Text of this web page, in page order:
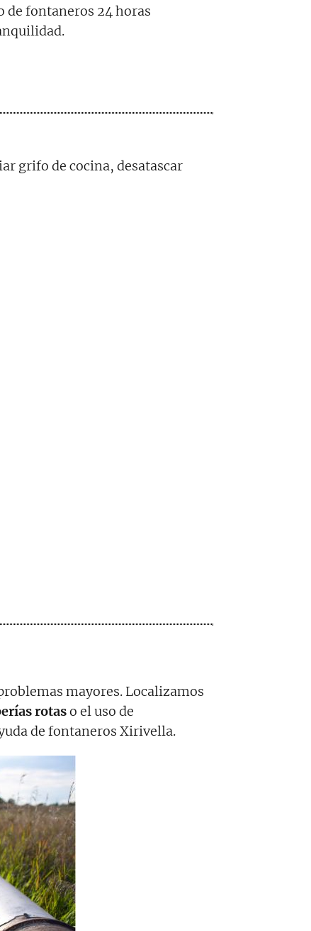
de fontaneros 24 horas
grifo de cocina, desatascar
mayores. Localizamos
rotaso el uso de
de fontaneros Xirivella.